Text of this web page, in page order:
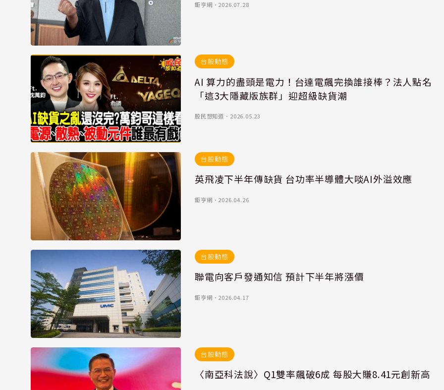
鉅亨網 ． 2026.07.28
台股動態
AI 算力的盡頭是電力！台達電飆完換誰接棒？法人點名
「這3大隱藏版族群」迎超級缺貨潮
股民想知道 ． 2026.05.23
台股動態
英飛凌下半年傳缺貨 台功率半導體大啖AI外溢效應
鉅亨網 ． 2026.04.26
台股動態
聯電向客戶發通知信 預計下半年將漲價
鉅亨網 ． 2026.04.17
台股動態
〈南亞科法說〉Q1雙率飆破6成 每股大賺8.41元創新高